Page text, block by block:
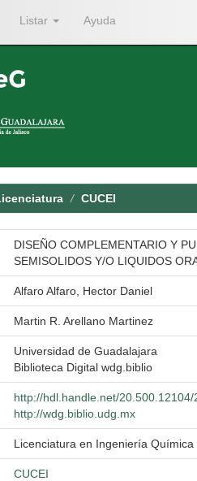
Listar Ayuda
CUCEI
DISEÑO COMPLEMENTARIO Y
SEMISOLIDOS Y/O LIQUIDOS
Alfaro Alfaro, Hector Daniel
Martin R. Arellano Martinez
Universidad de Guadalajara
Biblioteca Digital wdg.biblio
http://hdl.handle.net/20.500.12104/
http://wdg.biblio.udg.mx
Licenciatura en Ingeniería Química
CUCEI